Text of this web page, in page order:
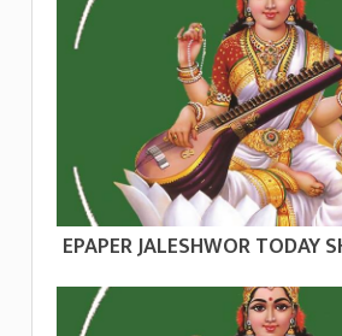
EPAPER JALESHWOR TODAY